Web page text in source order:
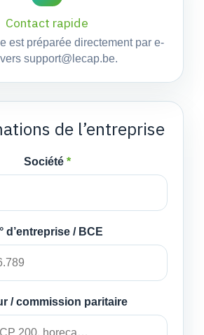
Contact rapide
est préparée directement par e-
support@lecap.be.
de l’entreprise
Société *
d’entreprise / BCE
/ commission paritaire